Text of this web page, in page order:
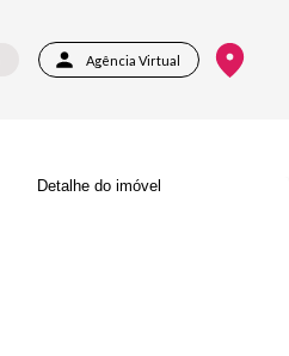
Agência Virtual